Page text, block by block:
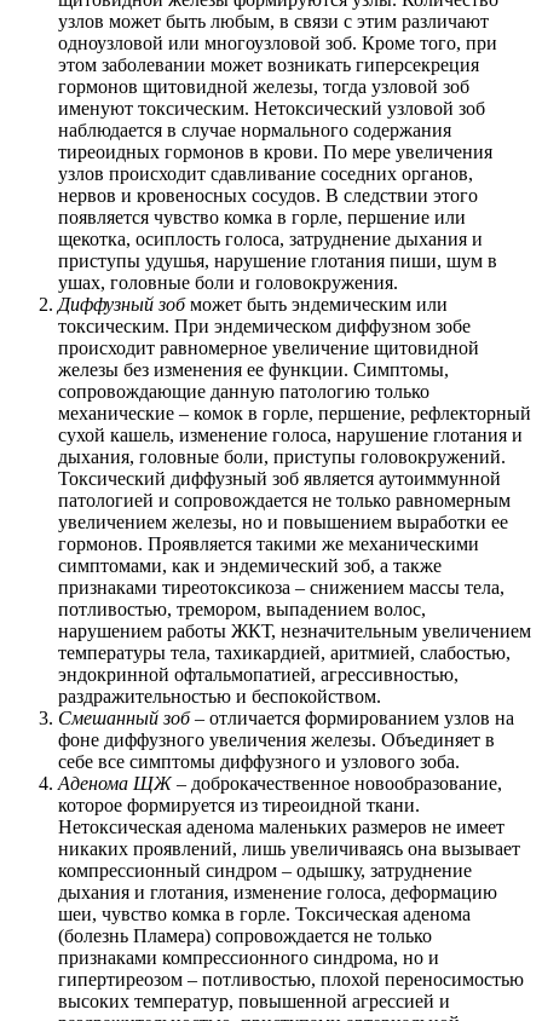
узлов может быть любым, в связи с этим различают
одноузловой или многоузловой зоб. Кроме того, при
этом заболевании может возникать гиперсекреция
гормонов щитовидной железы, тогда узловой зоб
именуют токсическим. Нетоксический узловой зоб
наблюдается в случае нормального содержания
тиреоидных гормонов в крови. По мере увеличения
узлов происходит сдавливание соседних органов,
нервов и кровеносных сосудов. В следствии этого
появляется чувство комка в горле, першение или
щекотка, осиплость голоса, затруднение дыхания и
приступы удушья, нарушение глотания пиши, шум в
ушах, головные боли и головокружения.
Диффузный зобможет быть эндемическим или
токсическим. При эндемическом диффузном зобе
происходит равномерное увеличение щитовидной
железы без изменения ее функции. Симптомы,
сопровождающие данную патологию только
механические – комок в горле, першение, рефлекторный
сухой кашель, изменение голоса, нарушение глотания и
дыхания, головные боли, приступы головокружений.
Токсический диффузный зоб является аутоиммунной
патологией и сопровождается не только равномерным
увеличением железы, но и повышением выработки ее
гормонов. Проявляется такими же механическими
симптомами, как и эндемический зоб, а также
признаками тиреотоксикоза – снижением массы тела,
потливостью, тремором, выпадением волос,
нарушением работы ЖКТ, незначительным увеличением
температуры тела, тахикардией, аритмией, слабостью,
эндокринной офтальмопатией, агрессивностью,
раздражительностью и беспокойством.
Смешанный зоб– отличается формированием узлов на
фоне диффузного увеличения железы. Объединяет в
себе все симптомы диффузного и узлового зоба.
Аденома ЩЖ – доброкачественное новообразование,
которое формируется из тиреоидной ткани.
Нетоксическая аденома маленьких размеров не имеет
никаких проявлений, лишь увеличиваясь она вызывает
компрессионный синдром – одышку, затруднение
дыхания и глотания, изменение голоса, деформацию
шеи, чувство комка в горле. Токсическая аденома
(болезнь Пламера) сопровождается не только
признаками компрессионного синдрома, но и
гипертиреозом – потливостью, плохой переносимостью
высоких температур, повышенной агрессией и